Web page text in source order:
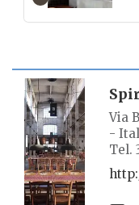
Via
-
Tel.